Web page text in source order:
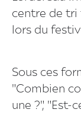
centre de tri
lors du
Sous ces
"Combien
une ?", "Est-